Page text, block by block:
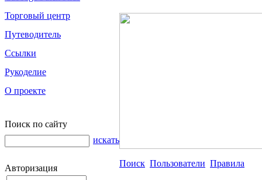
Торговый центр
Путеводитель
Ссылки
Рукоделие
О проекте
Поиск по сайту
искать
Авторизация Поиск Пользователи Правила